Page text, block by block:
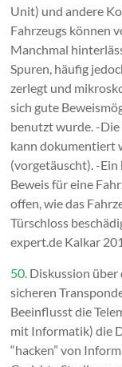
Unit) und andere
Fahrzeugs können
Manchmal
Spuren, häufig
zerlegt und
sich gute
benutzt wurde. -
kann dokumentiert
(vorgetäuscht). -Ein
Beweis für eine
offen, wie das
Türschloss
expert.de Kalkar
50. Diskussion
sicheren
Beeinflusst die
mit Informatik) die
“hacken” von